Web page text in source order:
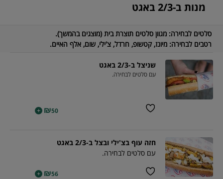
מנות ב-2/3 באגט
סלטים לבחירה: מגוון סלטים תוצרת בית (מוצגים בהמשך).
רטבים לבחירה: מיונז, קטשופ, חרדל, צ'ילי, שום, אלף האיים.
שניצל ב-2/3 באגט
עם סלטים לבחירה.
₪50
+
חזה עוף בצ'ילי ובצל ב-2/3 באגט
עם סלטים לבחירה.
₪56
+